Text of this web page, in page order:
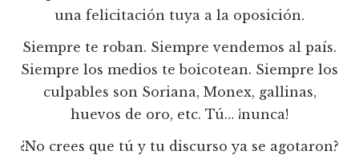
una felicitación tuya a la oposición.
Siempre te roban. Siempre vendemos al país.
Siempre los medios te boicotean. Siempre los
culpables son Soriana, Monex, gallinas,
huevos de oro, etc. Tú… ¡nunca!
¿No crees que tú y tu discurso ya se agotaron?